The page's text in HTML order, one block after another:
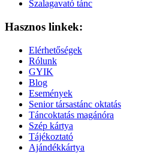
Szalagavató tánc
Hasznos linkek:
Elérhetőségek
Rólunk
GYIK
Blog
Események
Senior társastánc oktatás
Táncoktatás magánóra
Szép kártya
Tájékoztató
Ajándékkártya